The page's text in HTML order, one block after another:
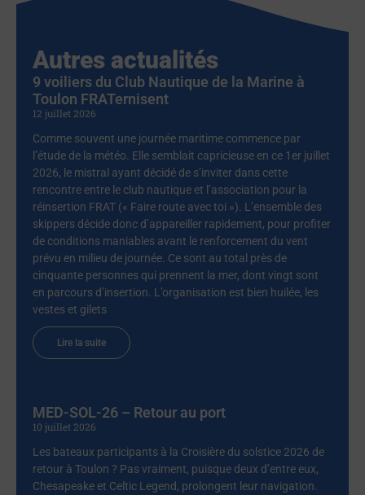
Autres actualités
9 voiliers du Club Nautique de la Marine à
Toulon FRATernisent
12 juillet 2026
Comme souvent une journée maritime commence par
l’étude de la météo. Elle semblait capricieuse en ce 1er juillet
2026, le mistral ayant décidé de s’inviter dans cette
rencontre entre le club nautique et l’association pour la
réinsertion FRAT (« Faire route avec toi »). L’ensemble des
skippers décide donc d’appareiller rapidement, pour profiter
de conditions maniables avant le renforcement du vent
prévu en milieu de journée. Ce sont au total près de
cinquante personnes qui prennent la mer, dont vingt sont
en parcours d’insertion. L’organisation est bien huilée, les
vestes et gilets
Lire la suite
MED-SOL-26 – Retour au port
10 juillet 2026
Les bateaux participants à la Croisière du solstice 2026 de
retour à Toulon ? Pas vraiment, puisque deux d’entre eux,
Chesapeake et Celtic Legend, prolongent leur navigation.